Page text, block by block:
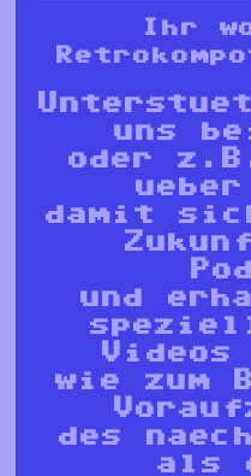
Ihr
uns
oder
ueber
damit
und
wie zum
des
als